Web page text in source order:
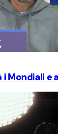
Mondiali